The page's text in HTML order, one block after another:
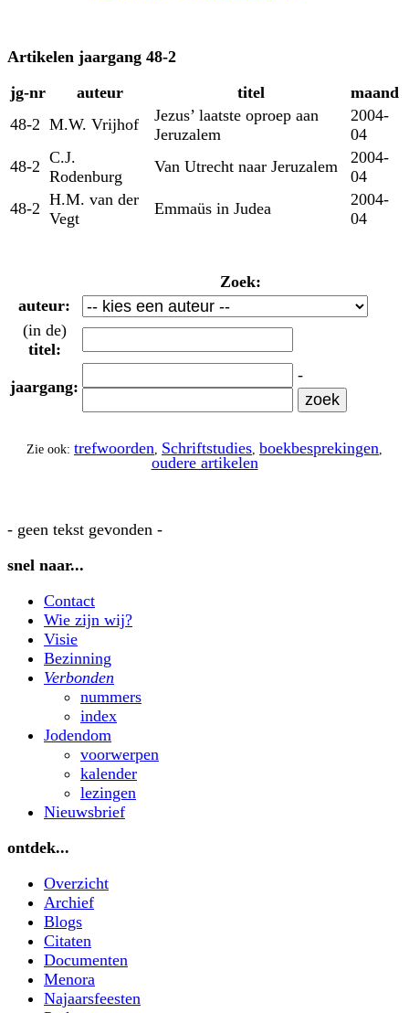
Artikelen jaargang 48-2
jg‑nr
auteur titel
maand
48-2 M.W. Vrijhof
Jezus’ laatste oproep aan
Jeruzalem
2004-
04
48-2 C.J.
Rodenburg
Van Utrecht naar Jeruzalem
2004-
04
48-2 H.M. van der
Vegt
Emmaüs in Judea
2004-
04
Zoek:
auteur:
(in de)
titel:
jaargang:
-
Zie ook: trefwoorden, Schriftstudies, boekbesprekingen,
oudere artikelen
- geen tekst gevonden -
snel naar...
Contact
Wie zijn wij?
Visie
Bezinning
Verbonden
nummers
index
Jodendom
voorwerpen
kalender
lezingen
Nieuwsbrief
ontdek...
Overzicht
Archief
Blogs
Citaten
Documenten
Menora
Najaarsfeesten